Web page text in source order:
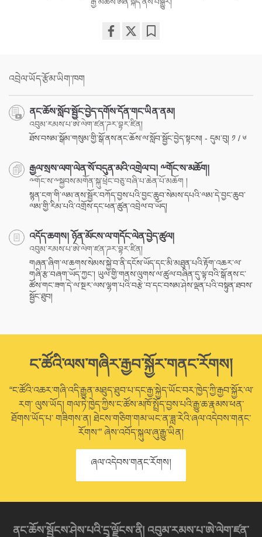
འབྲེལ་ཡོད་རྩོམ་ཡིག་ཁག
ནང་ཆོས་སློབ་སྦྱོང་བྱེད་དགོས་དོན་གང་ཡིན་ནམ།
འབུམ་རམས་པ་ཨེ་ལེག་ཛན་ཌར་བྷར་ཛིན།
ཐོས་བསམ་སྒོམ་གསུམ་གྱི་སྒོ་ནས་ནང་ཆོས་ལ་སློབ་སྦྱོང་བྱེད་སྟངས། - དུམ་བུ། ༡ / ༦
རྒྱལ་སྲས་ལག་ལེན་སོ་བདུན་མའི་འགྲེལ་བ། ༸གོང་ས་མཆོག།
༸གོང་ས་༸སྐྱབས་མགོན་སྐུ་ཕྲེང་བཅུ་བཞི་པ་ཆེན་པོ་མཆོག །
སྙན་ངག་གི་ལམ་ནས་སྦྱོར་བཀོད་བྱས་པའི་བྱང་ཆུབ་སེམས་དཔའི་ལམ་དེ་བྱང་ཆུབ་
ལམ་གྱི་རིམ་པའི་འགྲོས་དང་ཕན་ཚུན་འབྲེལ་བ་ཡོད།
འདོད་ཆགས། ཉོན་མོངས་ལ་གདོང་ལེན་བྱེད་ཚུལ།
འབུམ་རམས་པ་ཨེ་ལེག་ཛན་ཌར་བྷར་ཛིན།
གཞན་ཞིག་ལ་ཆགས་སེམས་སྐྱེ་བ་ནི་དངོས་ཡོད་དང་མི་མཐུན་པའི་རྟོག་འཆར་ལ་
གཞི་རྩ་བཞག་ཡོད་ཀྱང་། ཡུལ་གྱི་གནས་ལུགས་ལ་ཚུལ་བཞིན་དུ་ལྟ་བའི་སྒོ་ནས་ང་
ཚོས་གང་ཟག་དེ་ལ་སྔར་ལས་ལྷག་པའི་བརྩེ་བ་དང་བསམ་ཤེས་ལྡན་པའི་བསྟུན་ཐབས་
སྦྱོང་ཐུབ།
ང་ཚོའི་ལས་གཞིར་རྒྱབ་སྐྱོར་གནང་རོགས།
“ང་ཚོའི་འཆར་གཞི་འདི་རྒྱུན་མཐུད་ཐུབ་པ་དང་རྒྱ་སྐྱེད་ཡོང་བར་ཁྱེད་ཀྱི་རྒྱབ་སྐྱོར་ལ་
རག་ ལུས་ཡོད། གལ་ཏེ་ཁྱེད་ཀྱིས་ང་ཚོས་མཁོ་སྤྲོད་བྱས་པའི་རྒྱུ་ཆ་རྣམས་ཕན་
ཐོགས་ཡོད་པ་ གཟིགས་ན། ཐེངས་གཅིག་གམ་ཡང་ན་ཟླ་རེའི་ཞལ་འདེབས་གནང་
རོགས་” ཞེས་འབོད་སྐུལ་ཞུ་རྒྱུ་ཡིན།
ཞལ་འདེབས་གནང་རོགས།
ནང་ཆོས་སྦྱོངས་ཤེས་པའི་དྲྭ་ལྗོངས་ནི། འབུམ་རམས་པ་ཨེ་ལེག་ཛན་